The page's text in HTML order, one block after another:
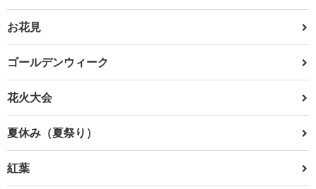
お花見
ゴールデンウィーク
花火大会
夏休み（夏祭り）
紅葉